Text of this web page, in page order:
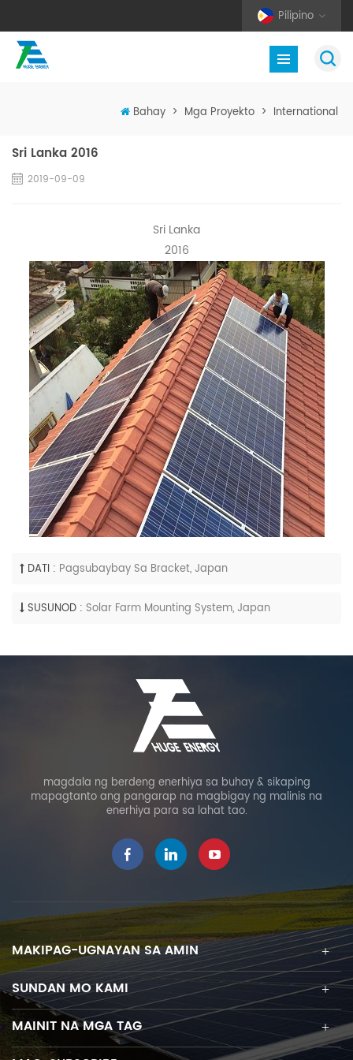
Pilipino
Bahay > Mga Proyekto > International
Sri Lanka 2016
2019-09-09
Sri Lanka
2016
DATI : Pagsubaybay Sa Bracket, Japan
SUSUNOD : Solar Farm Mounting System, Japan
magdala ng berdeng enerhiya sa buhay & sikaping
mapagtanto ang pangarap na magbigay ng malinis na
enerhiya para sa lahat tao.
MAKIPAG-UGNAYAN SA AMIN
SUNDAN MO KAMI
MAINIT NA MGA TAG